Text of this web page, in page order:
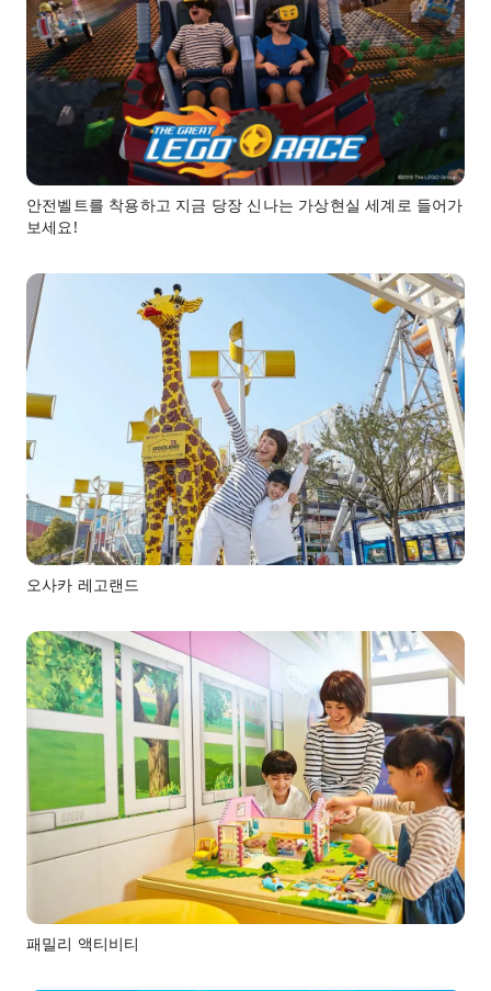
안전벨트를 착용하고 지금 당장 신나는 가상현실 세계로 들어가
보세요!
오사카 레고랜드
패밀리 액티비티